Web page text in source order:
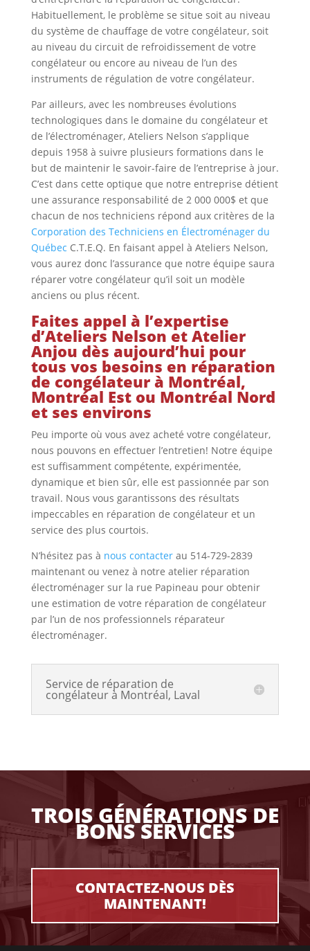
Habituellement, le problème se situe soit au niveau
du système de chauffage de votre congélateur, soit
au niveau du circuit de refroidissement de votre
congélateur ou encore au niveau de l’un des
instruments de régulation de votre congélateur.
Par ailleurs, avec les nombreuses évolutions
technologiques dans le domaine du congélateur et
de l’électroménager, Ateliers Nelson s’applique
depuis 1958 à suivre plusieurs formations dans le
but de maintenir le savoir-faire de l’entreprise à jour.
C’est dans cette optique que notre entreprise détient
une assurance responsabilité de 2 000 000$ et que
chacun de nos techniciens répond aux critères de la
Corporation des Techniciens en Électroménager du
Québec C.T.E.Q. En faisant appel à Ateliers Nelson,
vous aurez donc l’assurance que notre équipe saura
réparer votre congélateur qu’il soit un modèle
anciens ou plus récent.
Faites appel à l’expertise
d’Ateliers Nelson et Atelier
Anjou dès aujourd’hui pour
tous vos besoins en réparation
de congélateur à Montréal,
Montréal Est ou Montréal Nord
et ses environs
Peu importe où vous avez acheté votre congélateur,
nous pouvons en effectuer l’entretien! Notre équipe
est suffisamment compétente, expérimentée,
dynamique et bien sûr, elle est passionnée par son
travail. Nous vous garantissons des résultats
impeccables en réparation de congélateur et un
service des plus courtois.
N’hésitez pas à nous contacterau 514-729-2839
maintenant ou venez à notre atelier réparation
électroménager sur la rue Papineau pour obtenir
une estimation de votre réparation de congélateur
par l’un de nos professionnels réparateur
électroménager.
Service de réparation de
congélateur à Montréal, Laval
TROIS GÉNÉRATIONS DE
BONS SERVICES
CONTACTEZ-NOUS DÈS
MAINTENANT!